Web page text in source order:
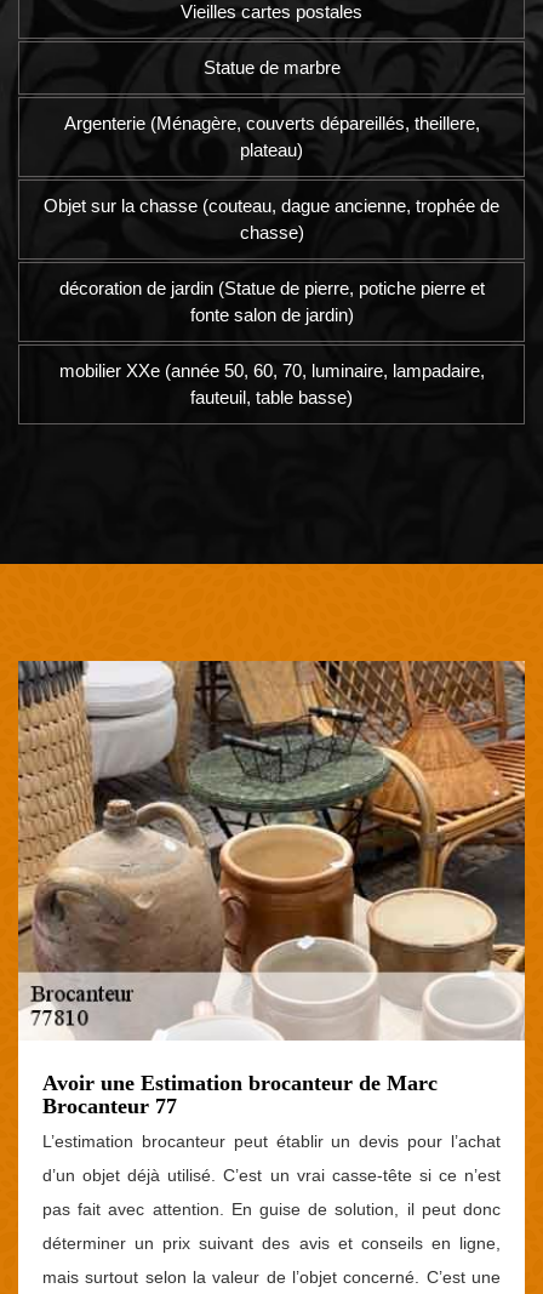
Vieilles cartes postales
Statue de marbre
Argenterie (Ménagère, couverts dépareillés, theillere,
plateau)
Objet sur la chasse (couteau, dague ancienne, trophée de
chasse)
décoration de jardin (Statue de pierre, potiche pierre et
fonte salon de jardin)
mobilier XXe (année 50, 60, 70, luminaire, lampadaire,
fauteuil, table basse)
Avoir une Estimation brocanteur de Marc
Brocanteur 77
L’estimation brocanteur peut établir un devis pour l’achat
d’un objet déjà utilisé. C’est un vrai casse-tête si ce n’est
pas fait avec attention. En guise de solution, il peut donc
déterminer un prix suivant des avis et conseils en ligne,
mais surtout selon la valeur de l’objet concerné. C’est une